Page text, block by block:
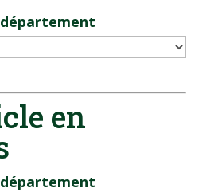
département
en
département